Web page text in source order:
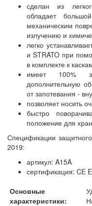
сделан из
обладает
механическим
излучению и
легко
и STRATO при
в комплекте к
имеет 100%
дополнительную
от запотевания -
позволяет носить
быстро
положение для
Спецификации
2019:
артикул: A15A
сертификация: CE
Основные
характеристики: